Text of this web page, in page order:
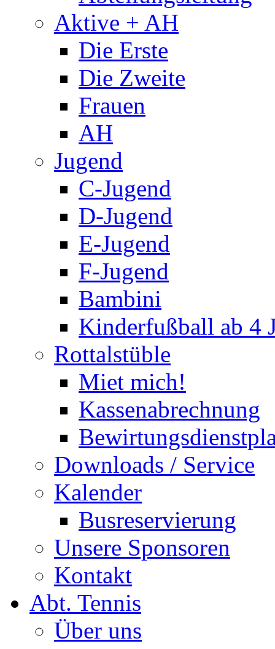
Aktive + AH
Die Erste
Die Zweite
Frauen
AH
Jugend
C-Jugend
D-Jugend
E-Jugend
F-Jugend
Bambini
Kinderfußball ab 4
Rottalstüble
Miet mich!
Kassenabrechnung
Downloads / Service
Kalender
Busreservierung
Unsere Sponsoren
Kontakt
Abt. Tennis
Über uns